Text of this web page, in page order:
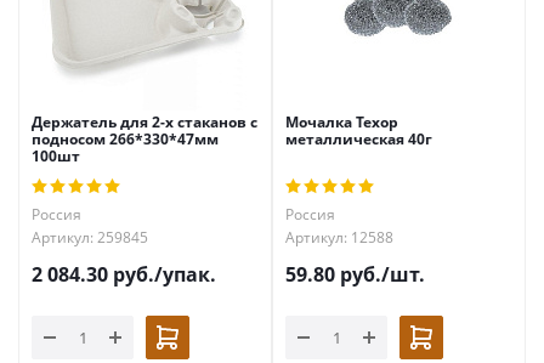
Держатель для 2-х стаканов с
подносом 266*330*47мм
100шт
Россия
Артикул: 259845
2 084.30 руб./упак.
Мочалка Техор
металлическая 40г
Россия
Артикул: 12588
59.80 руб./шт.